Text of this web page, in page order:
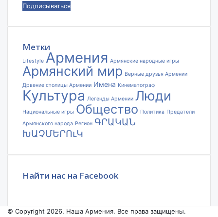
ваш
электронной
Метки
Lifestyle Армения Армянские народные игры
Армянский мир Верные друзья Армении
Дрвение столицы Армении Имена Кинематограф
Культура Легенды Армении Люди
Национальные игры Общество Политика Предатели
Армянского народа Регион ԳՐԱԿԱՆ
ԽԱՉՄԵՐՈւԿ
Найти нас на Facebook
© Copyright 2026, Наша Армения. Все права защищены.